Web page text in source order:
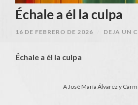
Échale a él la culpa
16 DE FEBRERO DE 2026 DEJA UN
Échale a él la culpa
A José María Álvarez y